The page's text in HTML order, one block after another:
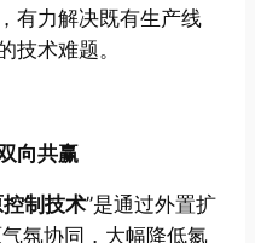
有力解决既有生产线
技术难题。
向共赢
制技术”是通过外置扩
氛协同，大幅降低氮